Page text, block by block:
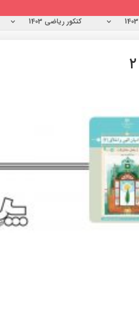
کنکور ریاضی 1403